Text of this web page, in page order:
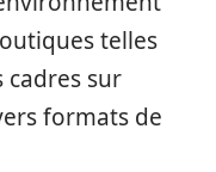
telles
cadres sur
formats de